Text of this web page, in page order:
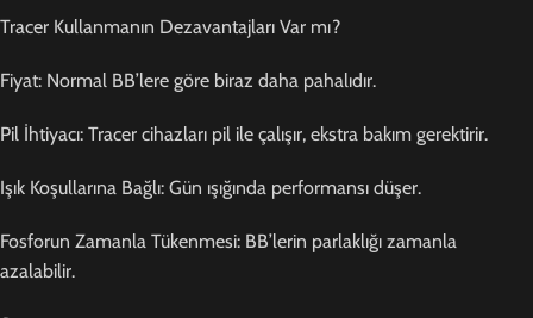
Tracer Kullanmanın Dezavantajları Var mı?
Fiyat: Normal BB’lere göre biraz daha pahalıdır.
Pil İhtiyacı: Tracer cihazları pil ile çalışır, ekstra bakım gerektirir.
Işık Koşullarına Bağlı: Gün ışığında performansı düşer.
Fosforun Zamanla Tükenmesi: BB’lerin parlaklığı zamanla
azalabilir.